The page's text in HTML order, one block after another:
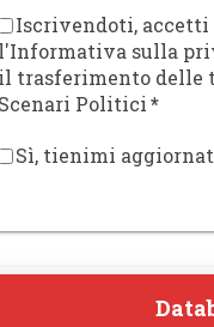
Iscrivendoti, accetti
sulla
trasferimento delle
Politici*
Sì, tienimi